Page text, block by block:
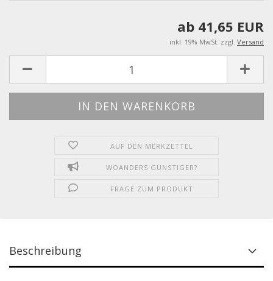
ab 41,65 EUR
inkl. 19% MwSt. zzgl. Versand
AUF DEN MERKZETTEL
WOANDERS GÜNSTIGER?
FRAGE ZUM PRODUKT
Beschreibung